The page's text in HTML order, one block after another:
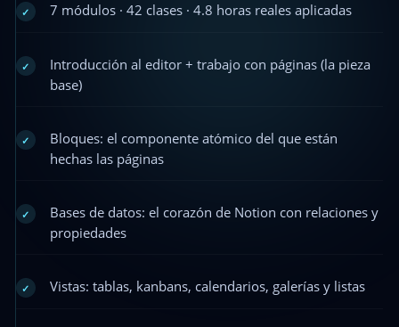
✓ 7 módulos · 42 clases · 4.8 horas reales aplicadas
✓
Introducción al editor + trabajo con páginas (la pieza
base)
✓
Bloques: el componente atómico del que están
hechas las páginas
✓
Bases de datos: el corazón de Notion con relaciones y
propiedades
✓ Vistas: tablas, kanbans, calendarios, galerías y listas